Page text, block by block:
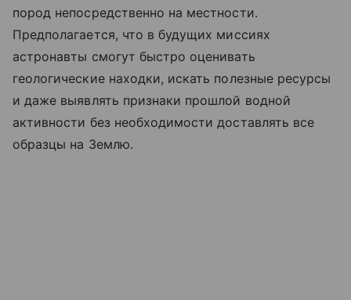
пород непосредственно на местности.
Предполагается, что в будущих миссиях
астронавты смогут быстро оценивать
геологические находки, искать полезные ресурсы
и даже выявлять признаки прошлой водной
активности без необходимости доставлять все
образцы на Землю.